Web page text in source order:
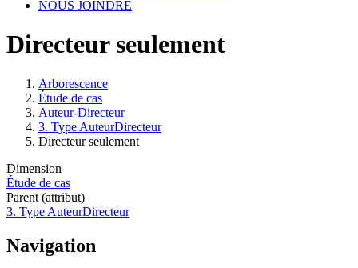
NOUS JOINDRE
Directeur seulement
Fil
d'Ariane
Arborescence
Étude de cas
Auteur-Directeur
3. Type AuteurDirecteur
Directeur seulement
Dimension
Étude de cas
Parent (attribut)
3. Type AuteurDirecteur
Navigation